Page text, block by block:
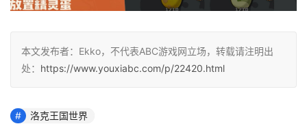
本文发布者：Ekko，不代表ABC游戏网立场，转载请注明出
处： https://www.youxiabc.com/p/22420.html
洛克王国世界